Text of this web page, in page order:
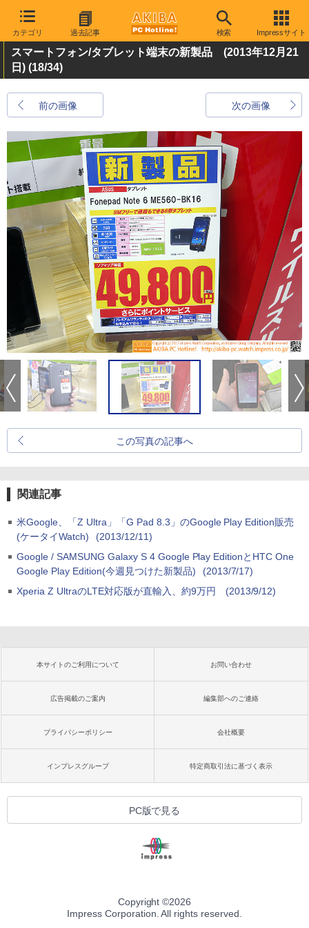
カテゴリ 過去記事 検索 Impressサイト
スマートフォン/タブレット端末の新製品 (2013年12月21
日) (18/34)
前の画像 次の画像
この写真の記事へ
関連記事
米Google、「Z Ultra」「G Pad 8.3」のGoogle Play Edition販売
(ケータイWatch)
(2013/12/11)
Google / SAMSUNG Galaxy S 4 Google Play EditionとHTC One
Google Play Edition(今週見つけた新製品)
(2013/7/17)
Xperia Z UltraのLTE対応版が直輸入、約9万円
(2013/9/12)
本サイトのご利用について お問い合わせ
広告掲載のご案内 編集部へのご連絡
プライバシーポリシー 会社概要
インプレスグループ 特定商取引法に基づく表示
PC版で見る
Copyright ©2026
Impress Corporation. All rights reserved.